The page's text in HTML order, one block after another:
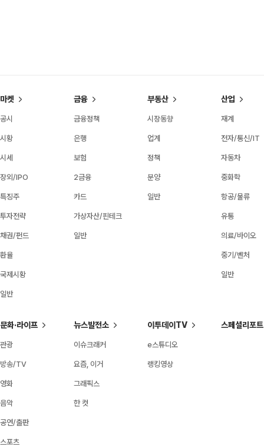
마켓
공시
시황
시세
장외/IPO
특징주
투자전략
채권/펀드
환율
국제시황
일반
금융
금융정책
은행
보험
2금융
카드
가상자산/핀테크
일반
부동산
시장동향
업계
정책
분양
일반
산업
재계
전자/통신/IT
자동차
중화학
항공/물류
유통
의료/바이오
중기/벤처
일반
문화·라이프
관광
방송/TV
영화
음악
공연/출판
스포츠
뉴스발전소
이슈크래커
요즘, 이거
그래픽스
한 컷
이투데이TV
e스튜디오
랭킹영상
스페셜리포트